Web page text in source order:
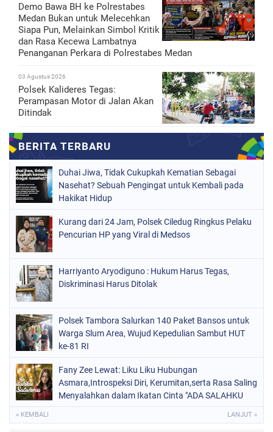
Demo Bawa BH ke Polrestabes
Medan Bukan untuk Melecehkan
Siapa Pun, Melainkan Simbol Kritik
dan Rasa Kecewa Lambatnya
Penanganan Perkara di Polrestabes Medan
03 Agustus 2026
Polsek Kalideres Tegas:
Perampasan Motor di Jalan Akan
Ditindak
Duhai Jiwa, Tidak Cukupkah Kematian Sebagai
Nasehat? Sebuah Pengingat untuk Kembali pada
Hakikat Hidup
Kurang dari 24 Jam, Polsek Ciledug Ringkus Pelaku
Pencurian HP yang Viral di Medsos
Harriyanto Aryodiguno : Hukum Harus Tegas,
Diskriminasi Harus Ditolak
Polsek Tambora Salurkan 140 Paket Bansos untuk
Warga Slum Area, Wujud Kepedulian Sambut HUT
ke-81 RI
Fany Zee Lewat: Liku Liku Hubungan
Asmara,Introspeksi Diri, Kerumitan,serta Rasa Saling
Menyalahkan dalam Ikatan Cinta "ADA SALAHKU
« KEMBALI LANJUT »